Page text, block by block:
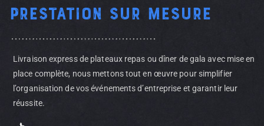
Prestation sur mesure
Livraison express de plateaux repas ou dîner de gala avec mise en
place complète, nous mettons tout en œuvre pour simplifier
l’organisation de vos événements d’entreprise et garantir leur
réussite.